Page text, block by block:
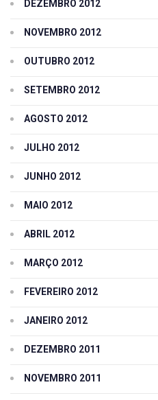
DEZEMBRO 2012
NOVEMBRO 2012
OUTUBRO 2012
SETEMBRO 2012
AGOSTO 2012
JULHO 2012
JUNHO 2012
MAIO 2012
ABRIL 2012
MARÇO 2012
FEVEREIRO 2012
JANEIRO 2012
DEZEMBRO 2011
NOVEMBRO 2011